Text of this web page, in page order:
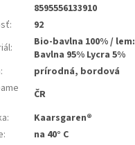
8595556133910
:
92
:
Bio-bavlna 100% / lem:
Bavlna 95% Lycra 5%
:
prírodná, bordová
ČR
:
Kaarsgaren®
: na 40° C